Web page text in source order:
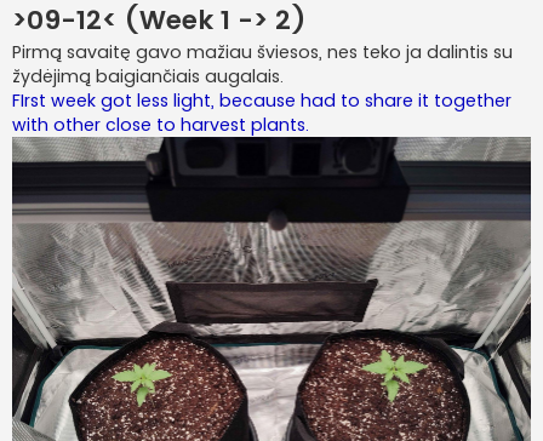
>09-12< (Week 1 -> 2)
Pirmą savaitę gavo mažiau šviesos, nes teko ja dalintis su
žydėjimą baigiančiais augalais.
FIrst week got less light, because had to share it together
with other close to harvest plants.